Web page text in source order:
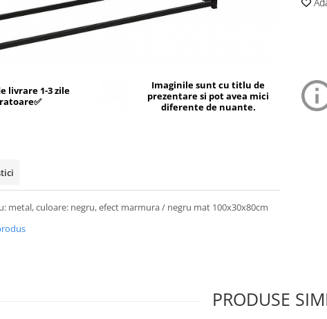
livrare 1-3 zile
Imaginile sunt cu titlu de
prezentare si pot avea mici
diferente de nuante.
metal, culoare: negru, efect marmura / negru mat 100x30x80cm
PRODUSE